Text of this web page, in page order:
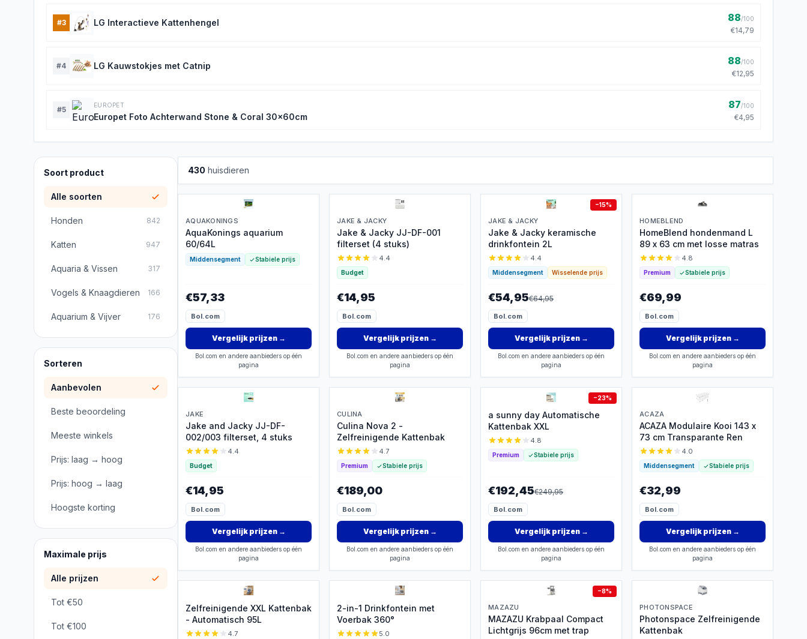
#3 LG Interactieve Kattenhengel 88/100
€14,79
#4 LG Kauwstokjes met Catnip 88/100
€12,95
#5 EUROPET
Europet Foto Achterwand Stone & Coral 30x60cm
87/100
€4,95
Soort product
Alle soorten
Honden 842
Katten 947
Aquaria & Vissen 317
Vogels & Knaagdieren 166
Aquarium & Vijver 176
Sorteren
Aanbevolen
Beste beoordeling
Meeste winkels
Prijs: laag → hoog
Prijs: hoog → laag
Hoogste korting
Maximale prijs
Alle prijzen
Tot €50
Tot €100
430 huisdieren
AQUAKONINGS
AquaKonings aquarium
60/64L
Middensegment Stabiele prijs
€57,33
Bol.com
Vergelijk prijzen→
Bol.com en andere aanbieders op één
pagina
JAKE & JACKY
Jake & Jacky JJ-DF-001
filterset (4 stuks)
4.4
Budget
€14,95
Bol.com
Vergelijk prijzen→
Bol.com en andere aanbieders op één
pagina
−15%
JAKE & JACKY
Jake & Jacky keramische
drinkfontein 2L
4.4
Middensegment Wisselende prijs
€54,95€64,95
Bol.com
Vergelijk prijzen→
Bol.com en andere aanbieders op één
pagina
HOMEBLEND
HomeBlend hondenmand L
89 x 63 cm met losse matras
4.8
Premium Stabiele prijs
€69,99
Bol.com
Vergelijk prijzen→
Bol.com en andere aanbieders op één
pagina
JAKE
Jake and Jacky JJ-DF-
002/003 filterset, 4 stuks
4.4
Budget
€14,95
Bol.com
Vergelijk prijzen→
Bol.com en andere aanbieders op één
pagina
CULINA
Culina Nova 2 -
Zelfreinigende Kattenbak
4.7
Premium Stabiele prijs
€189,00
Bol.com
Vergelijk prijzen→
Bol.com en andere aanbieders op één
pagina
−23%
a sunny day Automatische
Kattenbak XXL
4.8
Premium Stabiele prijs
€192,45€249,95
Bol.com
Vergelijk prijzen→
Bol.com en andere aanbieders op één
pagina
ACAZA
ACAZA Modulaire Kooi 143 x
73 cm Transparante Ren
4.0
Middensegment Stabiele prijs
€32,99
Bol.com
Vergelijk prijzen→
Bol.com en andere aanbieders op één
pagina
Zelfreinigende XXL Kattenbak
- Automatisch 95L
4.7
2-in-1 Drinkfontein met
Voerbak 360°
5.0
−8%
MAZAZU
MAZAZU Krabpaal Compact
Lichtgrijs 96cm met trap
PHOTONSPACE
Photonspace Zelfreinigende
Kattenbak